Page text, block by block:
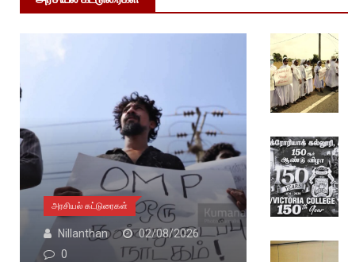
அரசியல் கட்டுரைகள்
Nillanthan
02/08/2026
0